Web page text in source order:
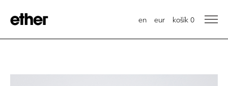
en eur košík 0